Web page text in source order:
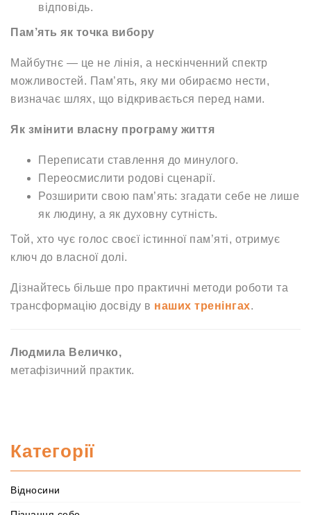
відповідь.
Пам’ять як точка вибору
Майбутнє — це не лінія, а нескінченний спектр
можливостей. Пам’ять, яку ми обираємо нести,
визначає шлях, що відкривається перед нами.
Як змінити власну програму життя
Переписати ставлення до минулого.
Переосмислити родові сценарії.
Розширити свою пам’ять: згадати себе не лише
як людину, а як духовну сутність.
Той, хто чує голос своєї істинної пам’яті, отримує
ключ до власної долі.
Дізнайтесь більше про практичні методи роботи та
трансформацію досвіду в наших тренінгах.
Людмила Величко,
метафізичний практик.
Категорії
Відносини